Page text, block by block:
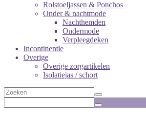
Rolstoeljassen & Ponchos
Onder & nachtmode
Nachthemden
Ondermode
Verpleegdeken
Incontinentie
Overige
Overige zorgartikelen
Isolatiejas / schort